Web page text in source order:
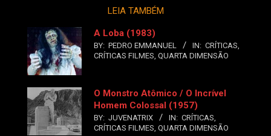
LEIA TAMBÉM
A Loba (1983)
BY: PEDRO EMMANUEL IN: CRÍTICAS
CRÍTICAS FILMES QUARTA DIMENSÃO
O Monstro Atômico / O Incrível
Homem Colossal (1957)
BY: JUVENATRIX IN: CRÍTICAS
CRÍTICAS FILMES QUARTA DIMENSÃO